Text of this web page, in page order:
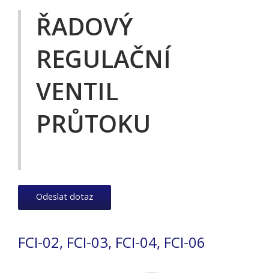
ŘADOVÝ
REGULAČNÍ
VENTIL
PRŮTOKU
Odeslat dotaz
FCI-02, FCI-03, FCI-04, FCI-06